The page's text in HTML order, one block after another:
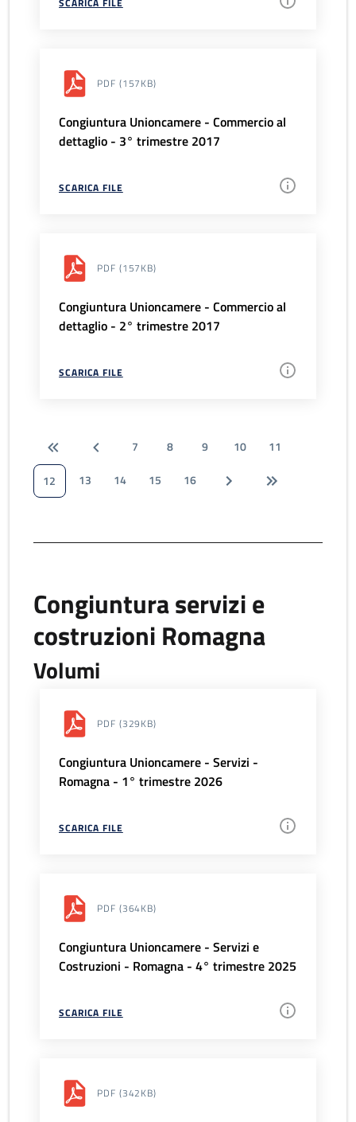
PDF (157KB)
Congiuntura Unioncamere - Commercio al
dettaglio - 3° trimestre 2017
SCARICA FILE
PDF (157KB)
Congiuntura Unioncamere - Commercio al
dettaglio - 2° trimestre 2017
SCARICA FILE
7 8 9 10
11
12
13 14 15 16
Congiuntura servizi e
costruzioni Romagna
Volumi
PDF (329KB)
Congiuntura Unioncamere - Servizi -
Romagna - 1° trimestre 2026
SCARICA FILE
PDF (364KB)
Congiuntura Unioncamere - Servizi e
Costruzioni - Romagna - 4° trimestre 2025
SCARICA FILE
PDF (342KB)